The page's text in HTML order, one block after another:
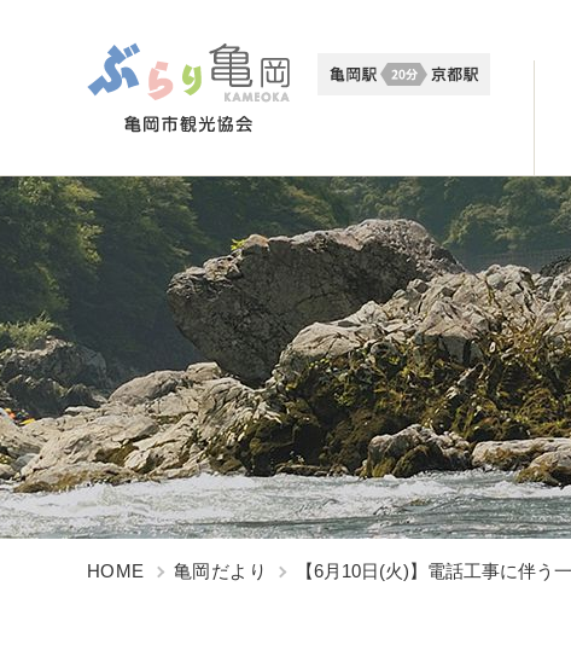
HOME 亀岡だより 【6月10日(火)】電話工事に伴う